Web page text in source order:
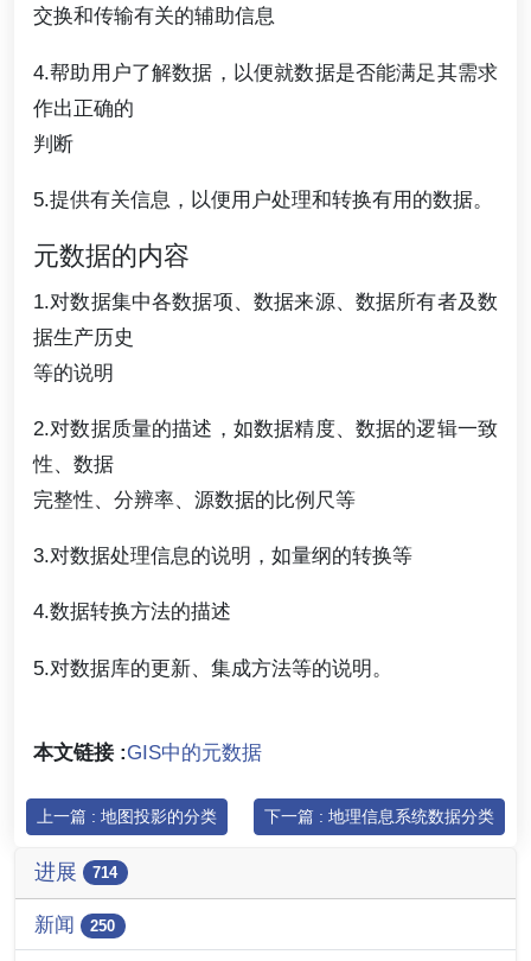
交换和传输有关的辅助信息
4.帮助用户了解数据，以便就数据是否能满足其需求
作出正确的
判断
5.提供有关信息，以便用户处理和转换有用的数据。
元数据的内容
1.对数据集中各数据项、数据来源、数据所有者及数
据生产历史
等的说明
2.对数据质量的描述，如数据精度、数据的逻辑一致
性、数据
完整性、分辨率、源数据的比例尺等
3.对数据处理信息的说明，如量纲的转换等
4.数据转换方法的描述
5.对数据库的更新、集成方法等的说明。
本文链接 :GIS中的元数据
上一篇 : 地图投影的分类 下一篇 : 地理信息系统数据分类
进展 714
新闻 250